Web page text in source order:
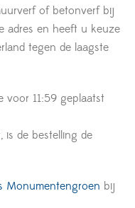
of betonverf bij
adres en heeft u keuze
tegen de laagste
voor 11:59 geplaatst
is de bestelling de
Monumentengroen bij